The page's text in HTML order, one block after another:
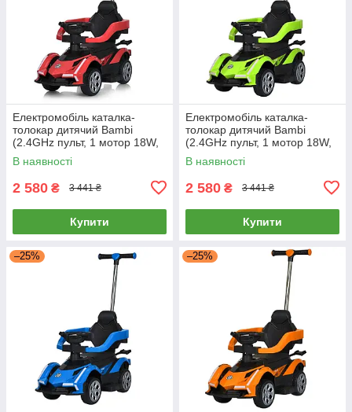
Електромобіль каталка-
толокар дитячий Bambi
(2.4GHz пульт, 1 мотор 18W,
акум. 6V4AH) M 5781EBLR-3
Червоний
В наявності
2 580 ₴ 3 441 ₴
Купити
Електромобіль каталка-
толокар дитячий Bambi
(2.4GHz пульт, 1 мотор 18W,
акум. 6V4AH) M 5781EBLR-5
Зелений
В наявності
2 580 ₴ 3 441 ₴
Купити
–25% –25%